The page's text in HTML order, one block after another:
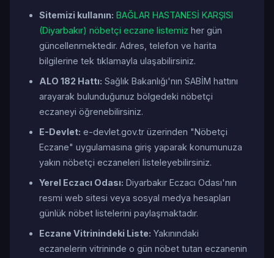
Sitemizi kullanın: BAĞLAR HASTANESİ KARŞISI
(Diyarbakır) nöbetçi eczane listemiz her gün
güncellenmektedir. Adres, telefon ve harita
bilgilerine tek tıklamayla ulaşabilirsiniz.
ALO 182 Hattı: Sağlık Bakanlığı'nın SABİM hattını
arayarak bulunduğunuz bölgedeki nöbetçi
eczaneyi öğrenebilirsiniz.
E-Devlet: e-devlet.gov.tr üzerinden "Nöbetçi
Eczane" uygulamasına giriş yaparak konumunuza
yakın nöbetçi eczaneleri listeleyebilirsiniz.
Yerel Eczacı Odası: Diyarbakır Eczacı Odası'nın
resmi web sitesi veya sosyal medya hesapları
günlük nöbet listelerini paylaşmaktadır.
Eczane Vitrinindeki Liste: Yakınındaki
eczanelerin vitrininde o gün nöbet tutan eczanenin